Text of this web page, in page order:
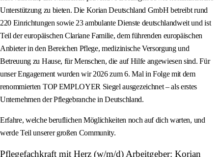
Unterstützung zu bieten. Die Korian Deutschland GmbH betreibt rund
220 Einrichtungen sowie 23 ambulante Dienste deutschlandweit und ist
Teil der europäischen Clariane Familie, dem führenden europäischen
Anbieter in den Bereichen Pflege, medizinische Versorgung und
Betreuung zu Hause, für Menschen, die auf Hilfe angewiesen sind. Für
unser Engagement wurden wir 2026 zum 6. Mal in Folge mit dem
renommierten TOP EMPLOYER Siegel ausgezeichnet – als erstes
Unternehmen der Pflegebranche in Deutschland.
Erfahre, welche beruflichen Möglichkeiten noch auf dich warten, und
werde Teil unserer großen Community.
Pflegefachkraft mit Herz (w/m/d) Arbeitgeber: Korian